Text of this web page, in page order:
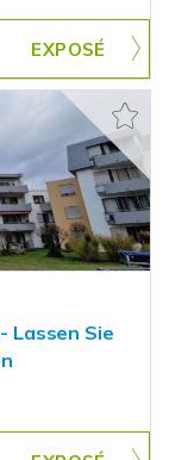
Lassen Sie